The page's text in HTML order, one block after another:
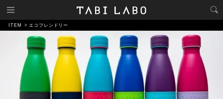
ITEM エコフレンドリー